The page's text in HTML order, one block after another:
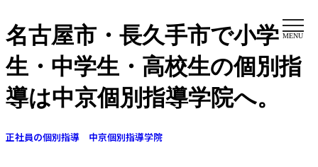
名古屋市・長久手市で小学
生・中学生・高校生の個別指
導は中京個別指導学院へ。
正社員の個別指導 中京個別指導学院
MENU